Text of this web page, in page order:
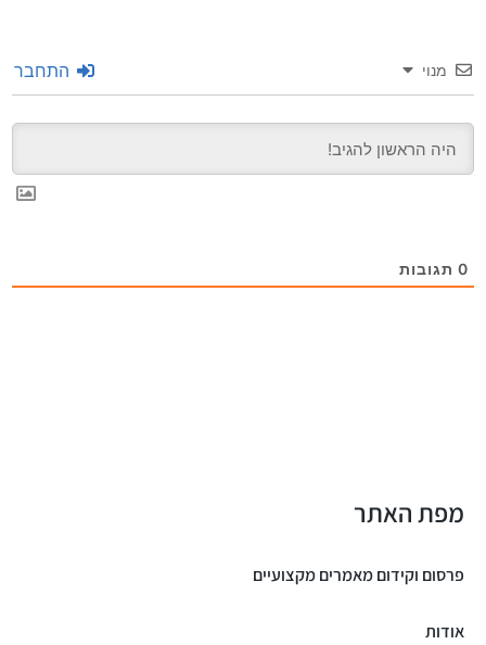
מנוי התחבר
0תגובות
מפת האתר
פרסום וקידום מאמרים מקצועיים
אודות